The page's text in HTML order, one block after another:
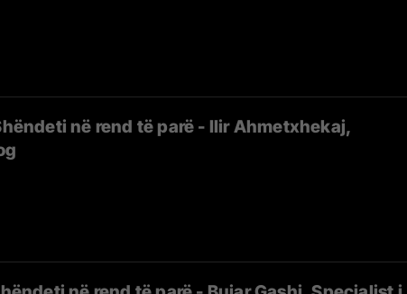
në rend të parë - Ilir Ahmetxhekaj,